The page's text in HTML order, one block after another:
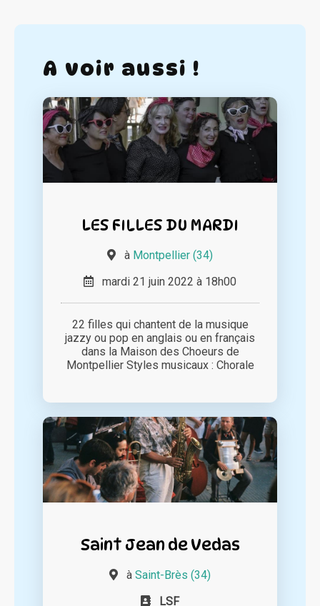
A voir aussi !
LES FILLES DU MARDI
à Montpellier (34)
mardi 21 juin 2022 à 18h00
22 filles qui chantent de la musique
jazzy ou pop en anglais ou en français
dans la Maison des Choeurs de
Montpellier Styles musicaux : Chorale
Saint Jean de Vedas
à Saint-Brès (34)
LSF